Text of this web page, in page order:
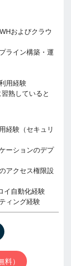
およびクラウ
ライン構築・運
用経験
熟していると
経験（セキュリ
ーションのデプ
アクセス権限設
イ自動化経験
ィング経験
）